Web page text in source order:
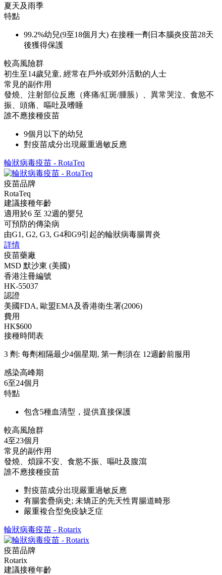
夏天及雨季
特點
99.2%幼兒(9至18個月大) 在接種一劑日本腦炎疫苗28天
後獲得保護
較高風險群
初生至14歲兒童, 經常在戶外或郊外活動的人士
常見的副作用
發燒、注射部位反應（疼痛/紅斑/腫脹）、異常哭泣、食慾不
振、頭痛、嘔吐及嗜睡
誰不應接種疫苗
9個月以下的幼兒
對疫苗成分出現嚴重過敏反應
輪狀病毒疫苗 - RotaTeq
疫苗品牌
RotaTeq
建議接種年齡
適用於6 至 32週的嬰兒
可預防的傳染病
由G1, G2, G3, G4和G9引起的輪狀病毒腸胃炎
詳情
疫苗藥廠
MSD 默沙東 (美國)
香港注冊編號
HK-55037
認證
美國FDA, 歐盟EMA及香港衛生署(2006)
費用
HK$600
接種時間表
3 劑: 每劑相隔最少4個星期, 第一劑須在 12週齡前服用
感染高峰期
6至24個月
特點
包含5種血清型，提供直接保護
較高風險群
4至23個月
常見的副作用
發燒、煩躁不安、食慾不振、嘔吐及腹瀉
誰不應接種疫苗
對疫苗成分出現嚴重過敏反應
有腸套疊病史; 未矯正的先天性胃腸道畸形
嚴重複合型免疫缺乏症
輪狀病毒疫苗 - Rotarix
疫苗品牌
Rotarix
建議接種年齡